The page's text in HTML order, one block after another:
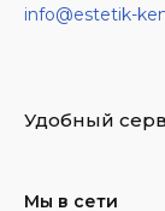
info@estetik-
Удобный
Мы в сети